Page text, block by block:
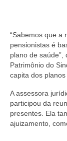
“Sabemos que a
pensionistas é
plano de saúde”,
Patrimônio do
capita dos planos
A assessora
participou da
presentes. Ela
ajuizamento,